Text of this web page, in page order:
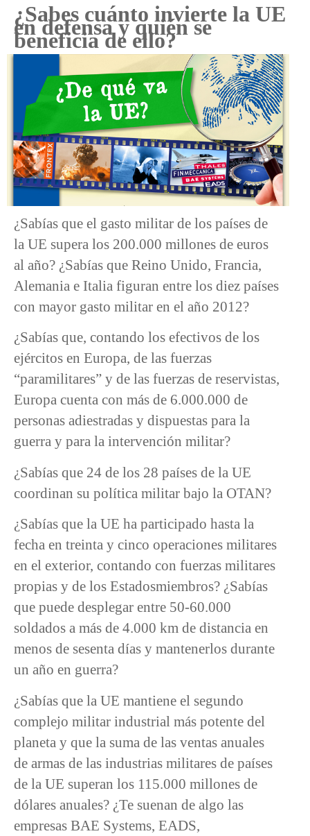
¿Sabes cuánto invierte la UE
en defensa y quién se
beneficia de ello?
¿Sabías que el gasto militar de los países de
la UE supera los 200.000 millones de euros
al año? ¿Sabías que Reino Unido, Francia,
Alemania e Italia figuran entre los diez países
con mayor gasto militar en el año 2012?
¿Sabías que, contando los efectivos de los
ejércitos en Europa, de las fuerzas
“paramilitares” y de las fuerzas de reservistas,
Europa cuenta con más de 6.000.000 de
personas adiestradas y dispuestas para la
guerra y para la intervención militar?
¿Sabías que 24 de los 28 países de la UE
coordinan su política militar bajo la OTAN?
¿Sabías que la UE ha participado hasta la
fecha en treinta y cinco operaciones militares
en el exterior, contando con fuerzas militares
propias y de los Estadosmiembros? ¿Sabías
que puede desplegar entre 50-60.000
soldados a más de 4.000 km de distancia en
menos de sesenta días y mantenerlos durante
un año en guerra?
¿Sabías que la UE mantiene el segundo
complejo militar industrial más potente del
planeta y que la suma de las ventas anuales
de armas de las industrias militares de países
de la UE superan los 115.000 millones de
dólares anuales? ¿Te suenan de algo las
empresas BAE Systems, EADS,